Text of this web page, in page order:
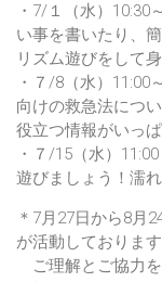
・7/１（水）
い事を書いたり、
リズム遊びをして
・７/8（水）11:00
向けの救急法につ
役立つ情報がいっぱ
・７/15（水）
遊びましょう！濡
＊7月27日から8月
が活動しております
ご理解とご協力